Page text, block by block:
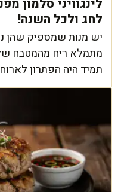
לחג ולכל השנה!
יש מנות שמספיק שהן
מתמלא ריח מהמטבח של
תמיד היה הפתרון